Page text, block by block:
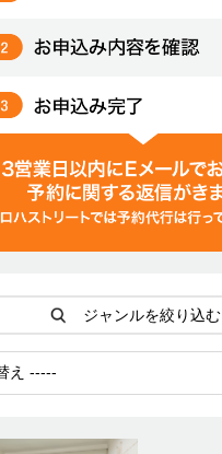
ジャンルを絞り込む